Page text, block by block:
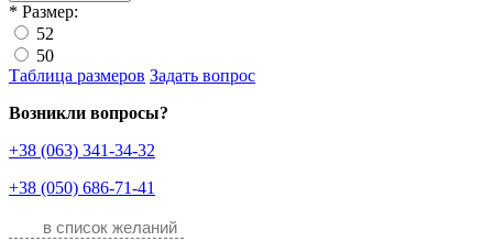
* Размер:
52
50
Таблица размеров Задать вопрос
Возникли вопросы?
+38 (063) 341-34-32
+38 (050) 686-71-41
в список желаний